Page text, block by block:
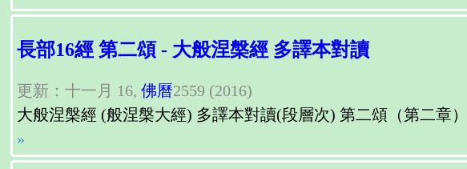
長部16經 第二頌 - 大般涅槃經 多譯本對讀
更新：十一月 16, 佛曆2559 (2016)
大般涅槃經 (般涅槃大經) 多譯本對讀(段層次) 第二頌（第二章）,
»